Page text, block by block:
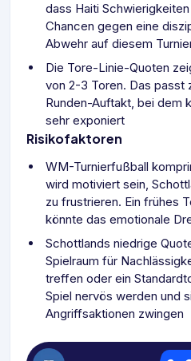
dass Haiti
Chancen gegen eine
Abwehr auf diesem
Die Tore-Linie-Quoten
von 2-3 Toren. Das passt
Runden-Auftakt, bei dem
sehr exponiert
Risikofaktoren
WM-Turnierfußball
wird motiviert sein,
zu frustrieren. Ein frühes
könnte das emotionale
Schottlands niedrige
Spielraum für
treffen oder ein
Spiel nervös werden und
Angriffsaktionen zwingen